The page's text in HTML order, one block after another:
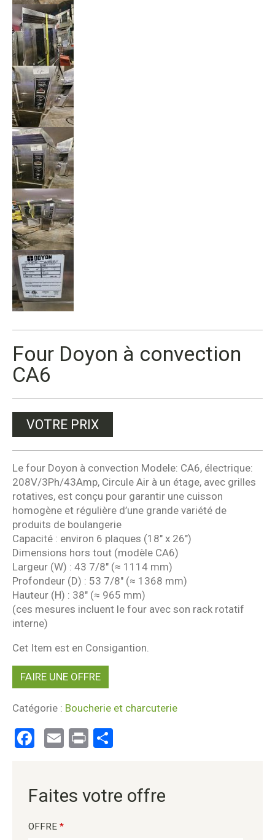
Four Doyon à convection
CA6
VOTRE PRIX
Le four Doyon à convection Modele: CA6, électrique:
208V/3Ph/43Amp, Circule Air à un étage, avec grilles
rotatives, est conçu pour garantir une cuisson
homogène et régulière d’une grande variété de
produits de boulangerie
Capacité : environ 6 plaques (18″ x 26″)
Dimensions hors tout (modèle CA6)
Largeur (W) : 43 7/8″ (≈ 1114 mm)
Profondeur (D) : 53 7/8″ (≈ 1368 mm)
Hauteur (H) : 38″ (≈ 965 mm)
(ces mesures incluent le four avec son rack rotatif
interne)
Cet Item est en Consigantion.
FAIRE UNE OFFRE
Catégorie : Boucherie et charcuterie
Facebook
EmailPrint
Faites votre offre
OFFRE *